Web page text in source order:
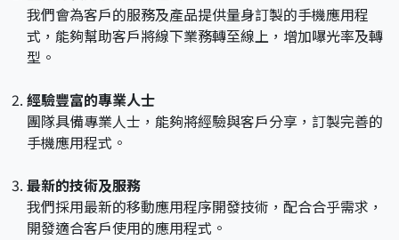
我們會為客戶的服務及產品提供量身訂製的手機應用程
式，能夠幫助客戶將線下業務轉至線上，增加嚗光率及轉
型。
經驗豐富的專業人士
團隊具備專業人士，能夠將經驗與客戶分享，訂製完善的
手機應用程式。
最新的技術及服務
我們採用最新的移動應用程序開發技術，配合合乎需求，
開發適合客戶使用的應用程式。